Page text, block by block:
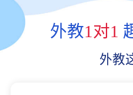
外教1对1
外教